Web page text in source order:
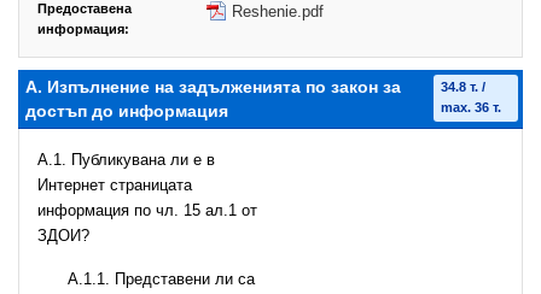
Предоставена
информация:
Reshenie.pdf
А. Изпълнение на задълженията по закон за
достъп до информация
34.8 т. /
max. 36 т.
A.1. Публикувана ли е в
Интернет страницата
информация по чл. 15 ал.1 от
ЗДОИ?
А.1.1. Представени ли са